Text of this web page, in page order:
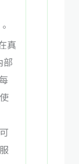
真
部